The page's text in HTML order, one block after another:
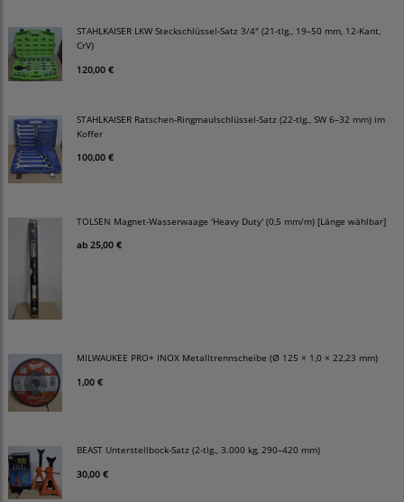
STAHLKAISER LKW Steckschlüssel-Satz 3/4" (21-tlg., 19–50 mm, 12-Kant,
CrV)
120,00 €
STAHLKAISER Ratschen-Ringmaulschlüssel-Satz (22-tlg., SW 6–32 mm) im
Koffer
100,00 €
TOLSEN Magnet-Wasserwaage 'Heavy Duty' (0,5 mm/m) [Länge wählbar]
ab 25,00 €
MILWAUKEE PRO+ INOX Metalltrennscheibe (Ø 125 × 1,0 × 22,23 mm)
1,00 €
BEAST Unterstellbock-Satz (2-tlg., 3.000 kg, 290–420 mm)
30,00 €